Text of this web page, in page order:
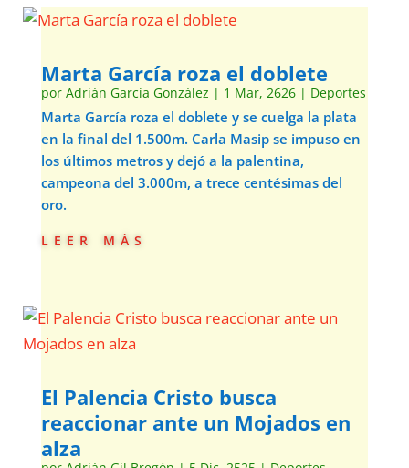
Marta García roza el doblete
por Adrián García González | 1 Mar, 2626| Deportes
Marta García roza el doblete y se cuelga la plata
en la final del 1.500m. Carla Masip se impuso en
los últimos metros y dejó a la palentina,
campeona del 3.000m, a trece centésimas del
oro.
leer más
El Palencia Cristo busca
reaccionar ante un Mojados en
alza